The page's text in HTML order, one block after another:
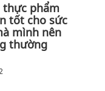
thực phẩm
tốt cho sức
mình nên
thường